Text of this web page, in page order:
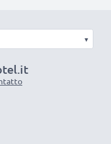
da corto circuito,
dall’ottimo
▾